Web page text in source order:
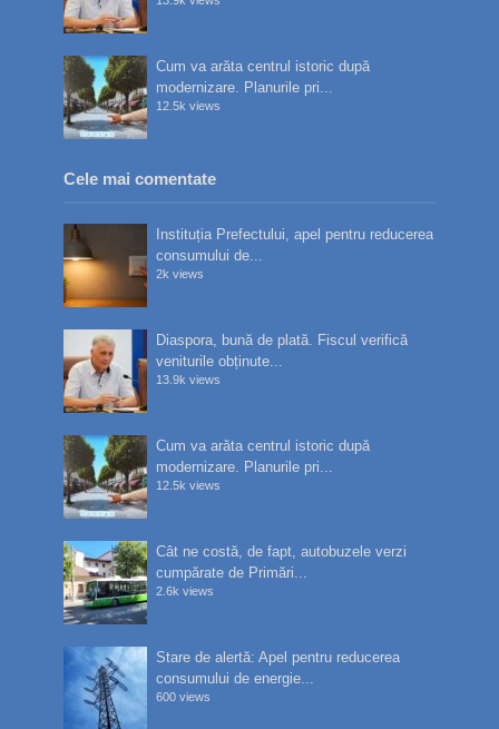
Cum va arăta centrul istoric după
modernizare. Planurile pri...
12.5k views
Cele mai comentate
Instituția Prefectului, apel pentru reducerea
consumului de...
2k views
Diaspora, bună de plată. Fiscul verifică
veniturile obținute...
13.9k views
Cum va arăta centrul istoric după
modernizare. Planurile pri...
12.5k views
Cât ne costă, de fapt, autobuzele verzi
cumpărate de Primări...
2.6k views
Stare de alertă: Apel pentru reducerea
consumului de energie...
600 views